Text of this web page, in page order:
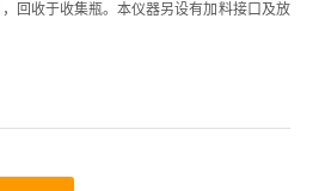
回收于收集瓶。本仪器另设有加料接口及放